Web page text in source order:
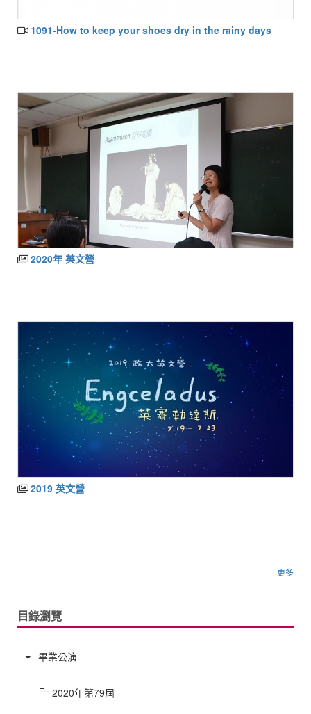
1091-How to keep your shoes dry in the rainy days
2020年 英文營
2019 英文營
更多
目錄瀏覽
畢業公演
2020年第79屆